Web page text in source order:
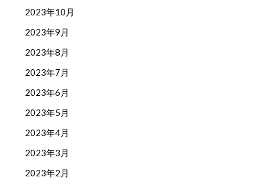
2023年10月
2023年9月
2023年8月
2023年7月
2023年6月
2023年5月
2023年4月
2023年3月
2023年2月